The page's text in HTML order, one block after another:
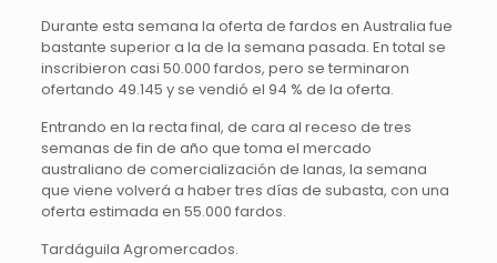
Durante esta semana la oferta de fardos en Australia fue
bastante superior a la de la semana pasada. En total se
inscribieron casi 50.000 fardos, pero se terminaron
ofertando 49.145 y se vendió el 94 % de la oferta.
Entrando en la recta final, de cara al receso de tres
semanas de fin de año que toma el mercado
australiano de comercialización de lanas, la semana
que viene volverá a haber tres días de subasta, con una
oferta estimada en 55.000 fardos.
Tardáguila Agromercados.